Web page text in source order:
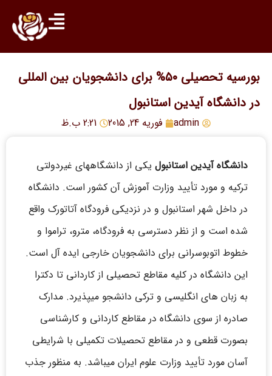
بورسیه تحصیلی ۵۰% برای دانشجویان بین المللی
در دانشگاه آیدین استانبول
admin فوریه 24, 2015 2:21 ب.ظ
دانشگاه آیدین استانبول یکی از دانشگاههای غیردولتی
ترکیه و مورد تأیید وزارت آموزش آن کشور است. دانشگاه
در داخل شهر استانبول و در نزدیکی فرودگاه آتاتورک واقع
شده است و از نظر دسترسی به فرودگاه، مترو، تراموا و
خطوط اتوبوسرانی برای دانشجویان خارجی ایده آل است.
این دانشگاه در کلیه مقاطع تحصیلی از کاردانی تا دکترا
به زبان های انگلیسی و ترکی دانشجو میپذیرد. مدارک
صادره از سوی دانشگاه در مقاطع کاردانی و کارشناسی
بصورت قطعی و در مقاطع تحصیلات تکمیلی با شرایطی
آسان مورد تأیید وزارت علوم ایران میباشد. به منظور جذب